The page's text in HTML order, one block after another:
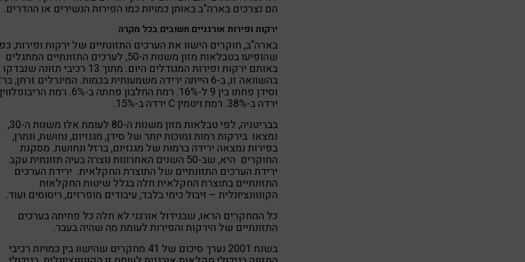
הם נצרכים בארה"ב באותן כמויות כמו הפירות הנשירים או ההדרים.
ירקות ופירות אורגניים חשובים בכל מקרה
בארה"ב, חוקרים הישוו את הערכים התזונתיים של ירקות ופירות,
שהופיעו בטבלאות מזון משנות ה-50, לערכים התזונתיים המתגלים
באותם ירקות ופירות המגודלים היום. מתוך 13 רכיבי תזונה שנבדקו
בהשוואה זו, ב-6 הייתה ירידה משמעותית בכמות. המינרלים זרחן,
וסידן פחתו בין 9 ל-16%. רמת החלבון פחתה ב-6%. רמת הריבופלווין
ירדה ב-38%. רמת ויטמין C ירדה ב-15%.
בבריטניה, לפי טבלאות מזון משנות ה-80 לעומת אלו משנות ה-30,
נמצאו בירקות רמות נמוכות יותר של סידן, מגנזיום, נחושת, ונתרן,
בפירות נמצאה ירידה ברמות של מגנזיום, ברזל ונחושת. מסקנת
החוקרים היא, שב-50 השנים האחרונות נוצרה בעיה תזונתית עקב
ירידת הערכים התזונתיים של התוצרת החקלאית. ירידת הערכים
התזונתיים בתוצרת החקלאית חלה בגלל שיטות החקלאות
הקונוונציונלית – זיבול כימי בלבד, עיבודים מופרזים, ריסוסים ועוד.
כל המחקרים הראו, שבגידול אורגני לא חלה כל פחיתה בערכים
התזונתיים של הירקות והפירות לעומת מה שהיה בעבר.
בשנת 2001 נערך סיכום של 41 מחקרים שהישוו בין כמויות רכיבי